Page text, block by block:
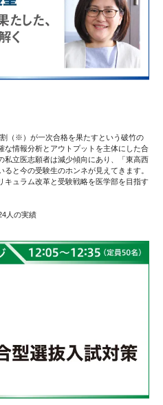
（※）が一次合格を果たすという破竹の
な情報分析とアウトプットを主体にした合
私立医志願者は減少傾向にあり、「東高西
と今の受験生のホンネが見えてきます。
キュラム改革と受験戦略を医学部を目指す
人の実績